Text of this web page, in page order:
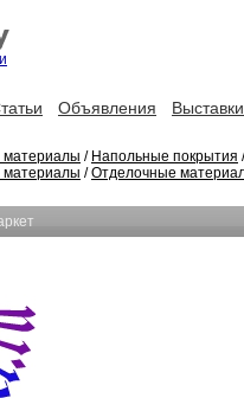
Объявления Выставки
/ Напольные покрытия /
/Отделочные